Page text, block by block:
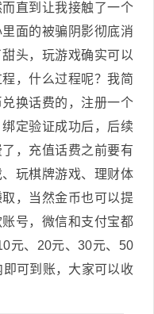
直到让我接触了一个
面的被骗阴影彻底消
头，玩游戏确实可以
，什么过程呢？我简
换话费的，注册一个
定验证成功后，后续
，充值话费之前要有
玩棋牌游戏、理财体
，当然金币也可以提
号，微信和支付宝都
元、20元、30元、50
可到账，大家可以收